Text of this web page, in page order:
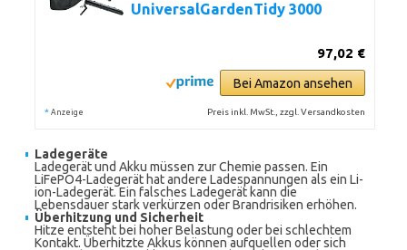
UniversalGardenTidy 3000
97,02 €
Bei Amazon ansehen
* Anzeige Preis inkl. MwSt., zzgl. Versandkosten
Ladegeräte
Ladegerät und Akku müssen zur Chemie passen. Ein
LiFePO4-Ladegerät hat andere Ladespannungen als ein Li-
ion-Ladegerät. Ein falsches Ladegerät kann die
Lebensdauer stark verkürzen oder Brandrisiken erhöhen.
Überhitzung und Sicherheit
Hitze entsteht bei hoher Belastung oder bei schlechtem
Kontakt. Überhitzte Akkus können aufquellen oder sich